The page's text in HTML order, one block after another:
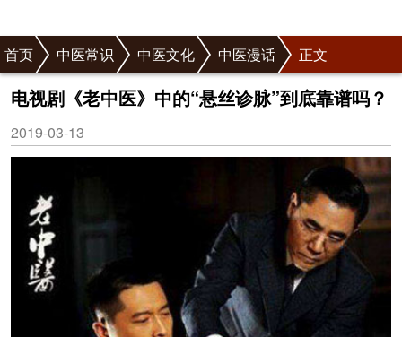
首页 中医常识 中医文化 中医漫话 正文
电视剧《老中医》中的“悬丝诊脉”到底靠谱吗？
2019-03-13